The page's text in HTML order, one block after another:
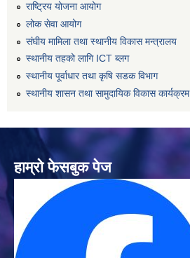
राष्ट्रिय योजना आयोग
लोक सेवा आयोग
संघीय मामिला तथा स्थानीय विकास मन्त्रालय
स्थानीय तहको लागि ICT ब्लग
स्थानीय पूर्वाधार तथा कृषि सडक विभाग
स्थानीय शासन तथा सामुदायिक विकास कार्यक्रम
हाम्रो फेसबुक पेज